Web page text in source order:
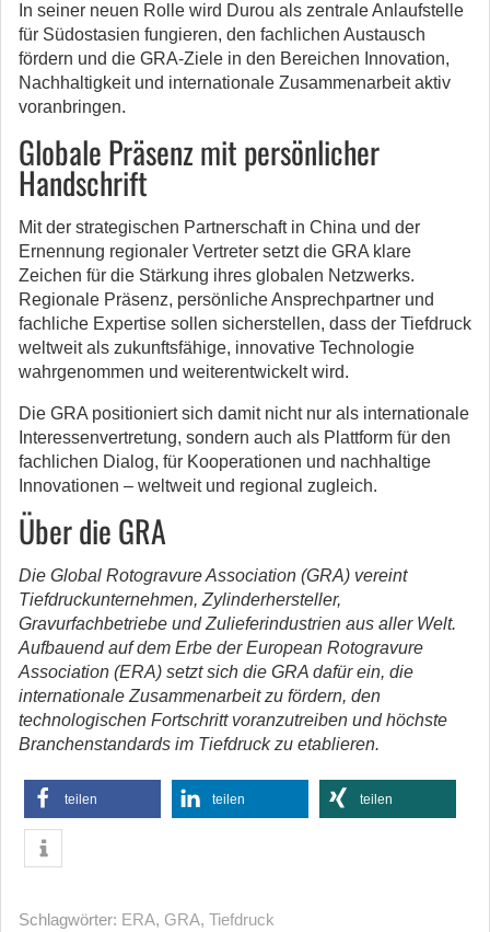
In seiner neuen Rolle wird Durou als zentrale Anlaufstelle
für Südostasien fungieren, den fachlichen Austausch
fördern und die GRA-Ziele in den Bereichen Innovation,
Nachhaltigkeit und internationale Zusammenarbeit aktiv
voranbringen.
Globale Präsenz mit persönlicher
Handschrift
Mit der strategischen Partnerschaft in China und der
Ernennung regionaler Vertreter setzt die GRA klare
Zeichen für die Stärkung ihres globalen Netzwerks.
Regionale Präsenz, persönliche Ansprechpartner und
fachliche Expertise sollen sicherstellen, dass der Tiefdruck
weltweit als zukunftsfähige, innovative Technologie
wahrgenommen und weiterentwickelt wird.
Die GRA positioniert sich damit nicht nur als internationale
Interessenvertretung, sondern auch als Plattform für den
fachlichen Dialog, für Kooperationen und nachhaltige
Innovationen – weltweit und regional zugleich.
Über die GRA
Die Global Rotogravure Association (GRA) vereint
Tiefdruckunternehmen, Zylinderhersteller,
Gravurfachbetriebe und Zulieferindustrien aus aller Welt.
Aufbauend auf dem Erbe der European Rotogravure
Association (ERA) setzt sich die GRA dafür ein, die
internationale Zusammenarbeit zu fördern, den
technologischen Fortschritt voranzutreiben und höchste
Branchenstandards im Tiefdruck zu etablieren.
teilen teilen teilen
Schlagwörter: ERA, GRA, Tiefdruck